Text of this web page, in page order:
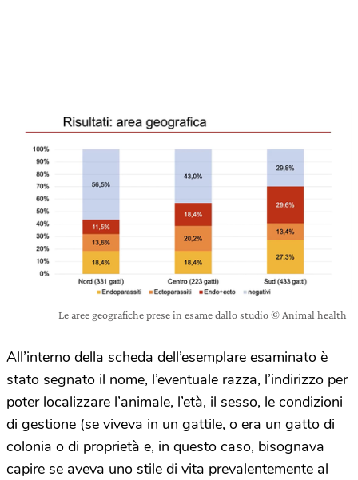
Le aree geografiche prese in esame dallo studio © Animal health
All’interno della scheda dell’esemplare esaminato è
stato segnato il nome, l’eventuale razza, l’indirizzo per
poter localizzare l’animale, l’età, il sesso, le condizioni
di gestione (se viveva in un gattile, o era un gatto di
colonia o di proprietà e, in questo caso, bisognava
capire se aveva uno stile di vita prevalentemente al